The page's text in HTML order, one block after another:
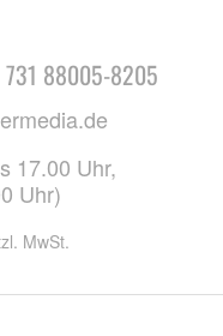
731 88005-8205
17.00 Uhr,
Uhr)
MwSt.